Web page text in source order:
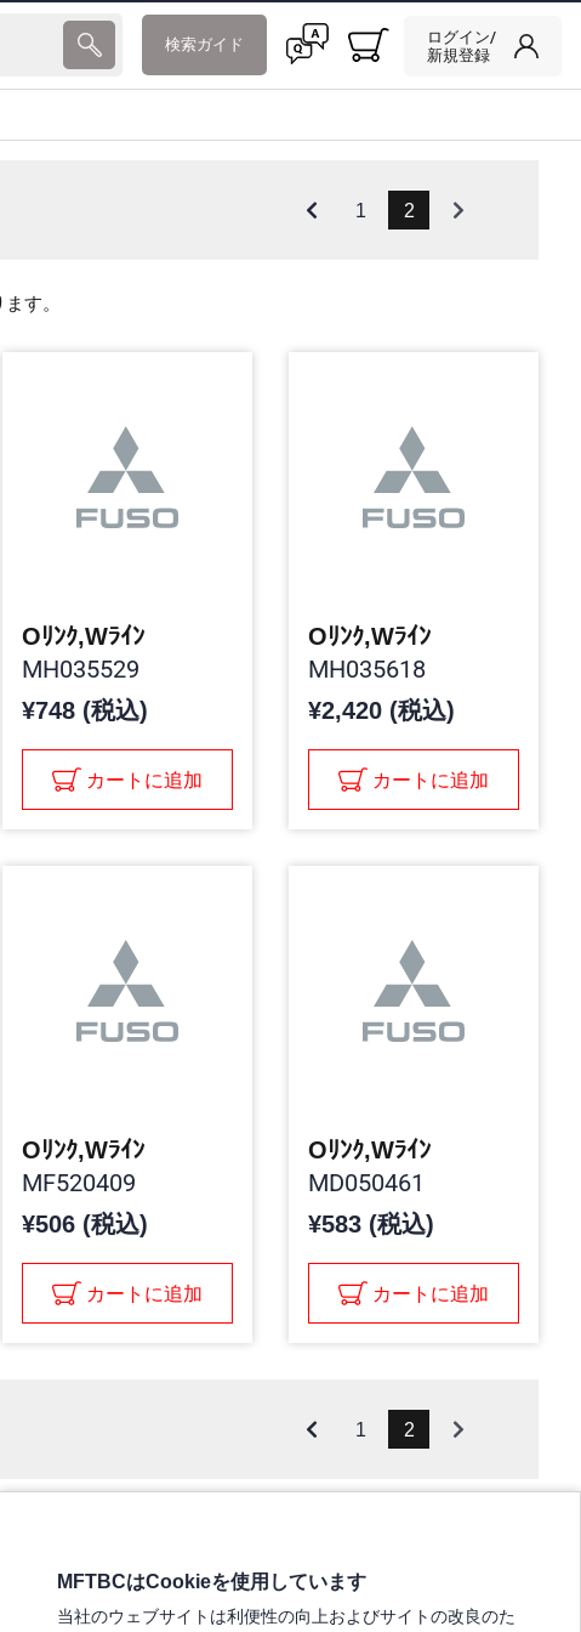
検索ガイド
ログイン/
新規登録
1 2
す。
Oﾘﾝｸ,Wﾗｲﾝ
MH035529
¥748 (税込)
カートに追加
Oﾘﾝｸ,Wﾗｲﾝ
MH035618
¥2,420 (税込)
カートに追加
Oﾘﾝｸ,Wﾗｲﾝ
MF520409
¥506 (税込)
カートに追加
Oﾘﾝｸ,Wﾗｲﾝ
MD050461
¥583 (税込)
カートに追加
1 2
MFTBCはCookieを使用しています
当社のウェブサイトは利便性の向上およびサイトの改良のた